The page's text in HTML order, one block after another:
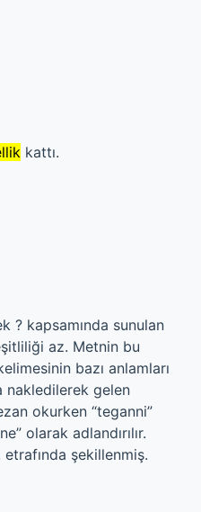
kattı.
? kapsamında sunulan
az. Metnin bu
bazı anlamları
nakledilerek gelen
okurken “teganni”
olarak adlandırılır.
şekillenmiş.